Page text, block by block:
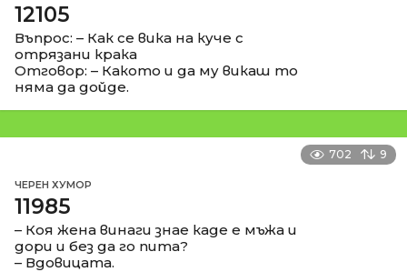
12105
Въпрос: – Как се вика на куче с
отрязани крака
Отговор: – Какото и да му викаш то
няма да дойде.
702 9
ЧЕРЕН ХУМОР
11985
– Коя жена винаги знае каде е мъжа и
дори и без да го пита?
– Вдовицата.